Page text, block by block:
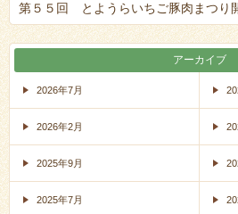
第５５回 とようらいちご豚肉まつり
アーカイブ
2026年7月
2026年2月
2025年9月
2025年7月